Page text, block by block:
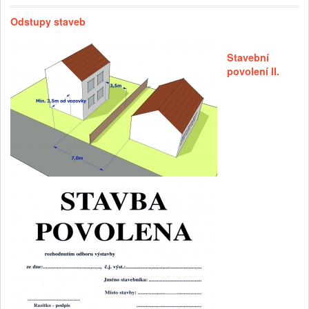
Odstupy staveb
Stavební
povolení II.